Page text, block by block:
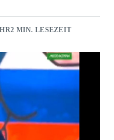
2 MIN. LESEZEIT